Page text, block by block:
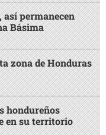
así permanecen
Básima
zona de Honduras
hondureños
en su territorio